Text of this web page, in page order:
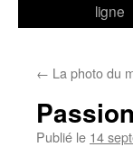
ligne
← La photo du
Publié le 14